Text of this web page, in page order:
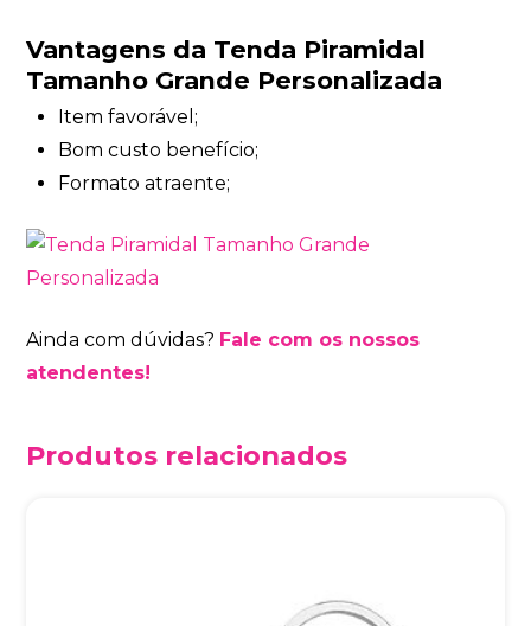
Vantagens da Tenda Piramidal
Tamanho Grande Personalizada
Item favorável;
Bom custo benefício;
Formato atraente;
Ainda com dúvidas? Fale com os nossos
atendentes!
Produtos relacionados